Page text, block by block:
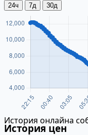
24ч 7д 30д
История онлайна
История цен